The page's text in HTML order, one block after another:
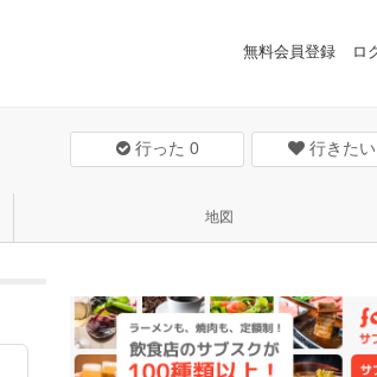
無料会員登録 ロ
行った 0 行きたい
地図